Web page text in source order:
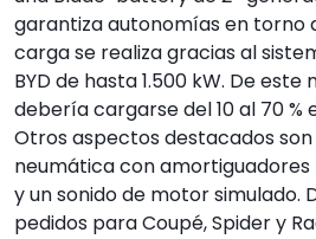
garantiza autonomías en torno
carga se realiza gracias al
BYD de hasta 1.500 kW. De
debería cargarse del 10 al 70 %
Otros aspectos destacados son
neumática con
y un sonido de motor simulado.
pedidos para Coupé, Spider y